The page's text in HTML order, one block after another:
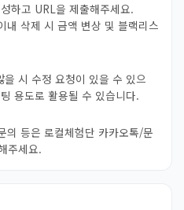
하고 URL을 제출해주세요.
내 삭제 시 금액 변상 및 블랙리스
을 시 수정 요청이 있을 수 있으
용도로 활용될 수 있습니다.
의 등은 로컬체험단 카카오톡/문
주세요.